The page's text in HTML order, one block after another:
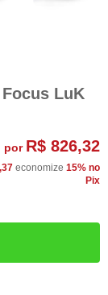
LuK
por R$ 826,32
economize 15% no
Pix